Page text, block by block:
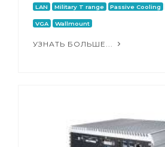
LAN Military T range Passive Cooling
VGA Wallmount
УЗНАТЬ БОЛЬШЕ...